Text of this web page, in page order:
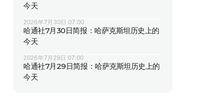
今天
2026年7月30日 07:00
哈通社7月30日简报：哈萨克斯坦历史上的
今天
2026年7月29日 07:00
哈通社7月29日简报：哈萨克斯坦历史上的
今天